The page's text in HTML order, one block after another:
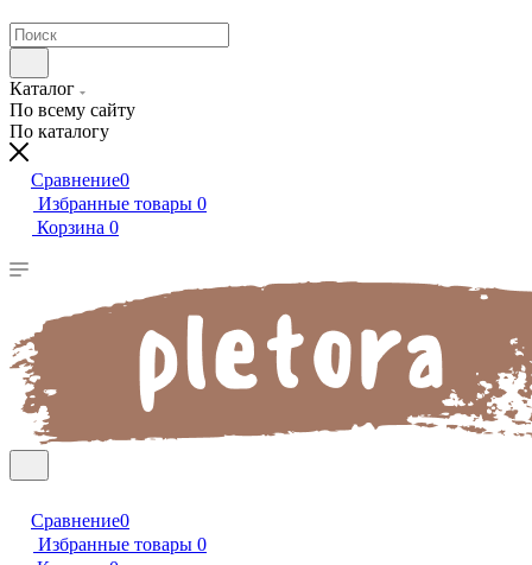
Каталог
По всему сайту
По каталогу
Сравнение0
Избранные товары 0
Корзина 0
Сравнение0
Избранные товары 0